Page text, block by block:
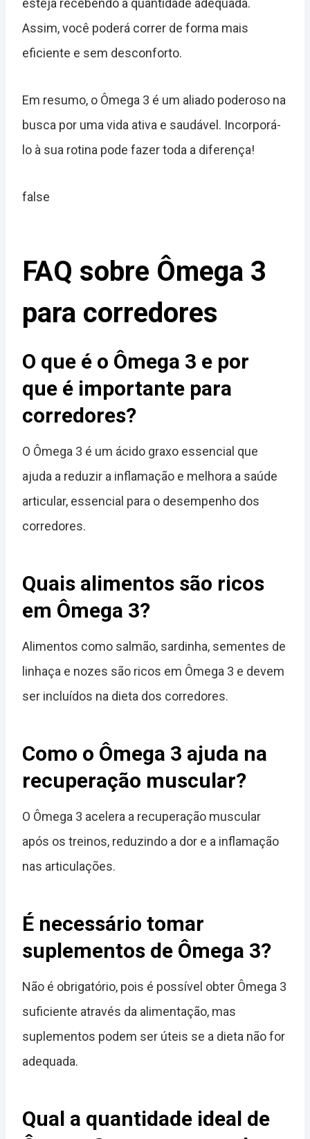
esteja recebendo a quantidade adequada.
Assim, você poderá correr de forma mais
eficiente e sem desconforto.
Em resumo, o Ômega 3 é um aliado poderoso na
busca por uma vida ativa e saudável. Incorporá-
lo à sua rotina pode fazer toda a diferença!
false
FAQ sobre Ômega 3
para corredores
O que é o Ômega 3 e por
que é importante para
corredores?
O Ômega 3 é um ácido graxo essencial que
ajuda a reduzir a inflamação e melhora a saúde
articular, essencial para o desempenho dos
corredores.
Quais alimentos são ricos
em Ômega 3?
Alimentos como salmão, sardinha, sementes de
linhaça e nozes são ricos em Ômega 3 e devem
ser incluídos na dieta dos corredores.
Como o Ômega 3 ajuda na
recuperação muscular?
O Ômega 3 acelera a recuperação muscular
após os treinos, reduzindo a dor e a inflamação
nas articulações.
É necessário tomar
suplementos de Ômega 3?
Não é obrigatório, pois é possível obter Ômega 3
suficiente através da alimentação, mas
suplementos podem ser úteis se a dieta não for
adequada.
Qual a quantidade ideal de